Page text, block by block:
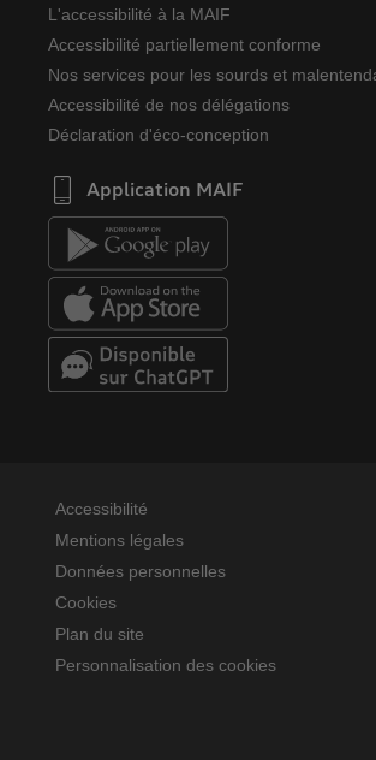
L'accessibilité à la MAIF
Accessibilité partiellement conforme
Nos services pour les sourds et
Accessibilité de nos délégations
Déclaration d'éco-conception
Application MAIF
Accessibilité
Mentions légales
Données personnelles
Cookies
Plan du site
Personnalisation des cookies